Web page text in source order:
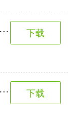
Demo下载
折扣网源码
下载